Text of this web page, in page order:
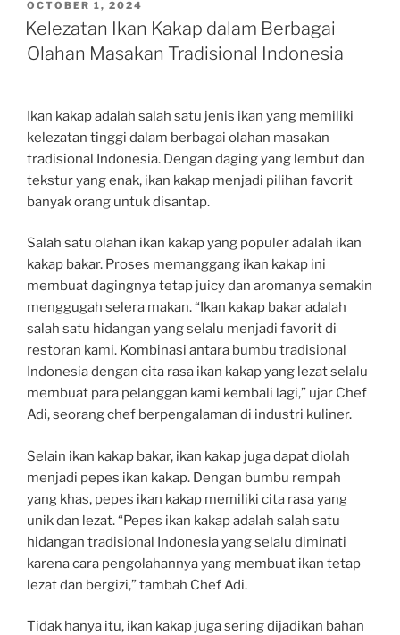
POSTED
ON
OCTOBER 1, 2024
Kelezatan Ikan Kakap dalam Berbagai
Olahan Masakan Tradisional Indonesia
Ikan kakap adalah salah satu jenis ikan yang memiliki
kelezatan tinggi dalam berbagai olahan masakan
tradisional Indonesia. Dengan daging yang lembut dan
tekstur yang enak, ikan kakap menjadi pilihan favorit
banyak orang untuk disantap.
Salah satu olahan ikan kakap yang populer adalah ikan
kakap bakar. Proses memanggang ikan kakap ini
membuat dagingnya tetap juicy dan aromanya semakin
menggugah selera makan. “Ikan kakap bakar adalah
salah satu hidangan yang selalu menjadi favorit di
restoran kami. Kombinasi antara bumbu tradisional
Indonesia dengan cita rasa ikan kakap yang lezat selalu
membuat para pelanggan kami kembali lagi,” ujar Chef
Adi, seorang chef berpengalaman di industri kuliner.
Selain ikan kakap bakar, ikan kakap juga dapat diolah
menjadi pepes ikan kakap. Dengan bumbu rempah
yang khas, pepes ikan kakap memiliki cita rasa yang
unik dan lezat. “Pepes ikan kakap adalah salah satu
hidangan tradisional Indonesia yang selalu diminati
karena cara pengolahannya yang membuat ikan tetap
lezat dan bergizi,” tambah Chef Adi.
Tidak hanya itu, ikan kakap juga sering dijadikan bahan